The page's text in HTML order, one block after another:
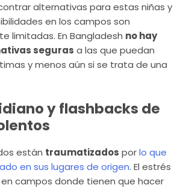
alternativas para estas niñas y
en los campos son
limitadas. En Bangladesh no hay
seguras a las que puedan
y menos aún si se trata de una
y flashbacks de
están traumatizados porlo que
en sus lugares de origen. El estrés
campos donde tienen que hacer